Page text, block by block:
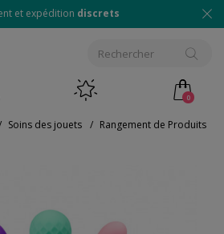
et expédition discrets
0
Soins des jouets / Rangement de Produits